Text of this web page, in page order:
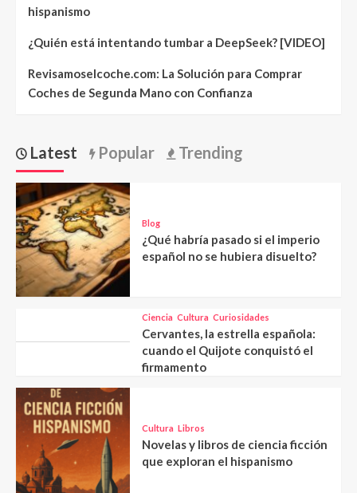
hispanismo
¿Quién está intentando tumbar a DeepSeek? [VIDEO]
Revisamoselcoche.com: La Solución para Comprar
Coches de Segunda Mano con Confianza
Latest Popular Trending
Blog
¿Qué habría pasado si el imperio
español no se hubiera disuelto?
Ciencia Cultura Curiosidades
Cervantes, la estrella española:
cuando el Quijote conquistó el
firmamento
Cultura Libros
Novelas y libros de ciencia ficción
que exploran el hispanismo